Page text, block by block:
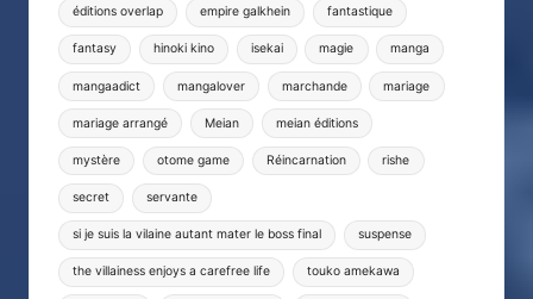
éditions overlap empire galkhein fantastique
fantasy hinoki kino isekai magie manga
mangaadict mangalover marchande mariage
mariage arrangé Meian meian éditions
mystère otome game Réincarnation rishe
secret servante
si je suis la vilaine autant mater le boss final suspense
the villainess enjoys a carefree life touko amekawa